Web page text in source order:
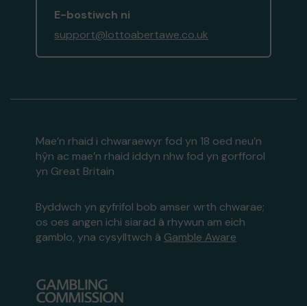
E-bostiwch ni
support@lottoabertawe.co.uk
Mae’n rhaid i chwaraewyr fod yn 18 oed neu’n
hŷn ac mae’n rhaid iddyn nhw fod yn gorfforol
yn Great Britain
Byddwch yn gyfrifol bob amser wrth chwarae;
os oes angen ichi siarad â rhywun am eich
gamblo, yna cysylltwch â Gamble Aware